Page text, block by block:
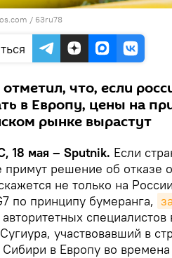
/ 63ru78
что, если
в Европу, цены на
рынке вырастут
18 мая – Sputnik. Если
решение об отказе
не только на
по принципу бумеранга,
участвовавший в
в Европу во